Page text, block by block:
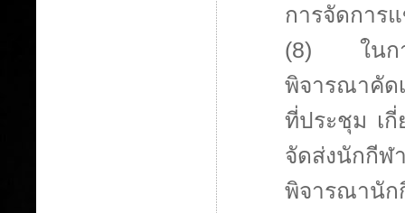
การจัดการ
(8) ในกา
พิจารณาคัด
ที่ประชุม เ
จัดส่งนักกี
พิจารณานั